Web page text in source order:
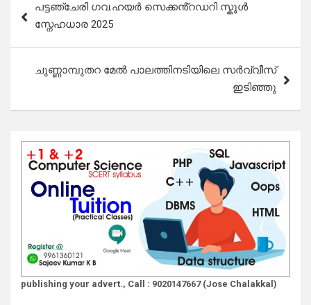
navigation
പട്ടഞ്ചേരി ഗവ.ഹയർ സെക്കൻ്റഡറി സ്കൂൾ
സ്നേഹധാര 2025
ചുണ്ണാമ്പുതറ മേൽ പാലത്തിനടിയിലെ സർവ്വീസ്
ഇടിഞ്ഞു
publishing your advert., Call : 9020147667 (Jose Chalakkal)